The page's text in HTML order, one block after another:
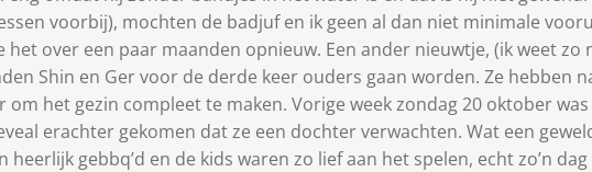
voorbij), mochten de badjuf en ik geen al dan niet minimale
over een paar maanden opnieuw. Een ander nieuwtje, (ik weet zo
Shin en Ger voor de derde keer ouders gaan worden. Ze hebben
het gezin compleet te maken. Vorige week zondag 20 oktober
erachter gekomen dat ze een dochter verwachten. Wat een
gebbq’d en de kids waren zo lief aan het spelen, echt zo’n